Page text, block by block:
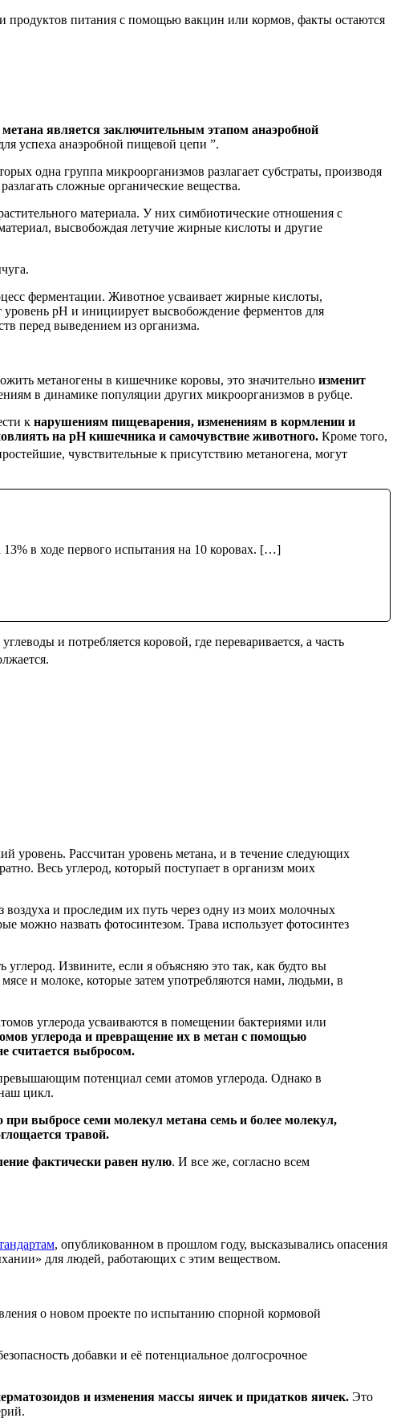
продуктов питания с помощью вакцин или кормов, факты остаются
является заключительным этапом анаэробной
успеха анаэробной пищевой цепи ”.
одна группа микроорганизмов разлагает субстраты, производя
сложные органические вещества.
материала. У них симбиотические отношения с
высвобождая летучие жирные кислоты и другие
ферментации. Животное усваивает жирные кислоты,
pH и инициирует высвобождение ферментов для
перед выведением из организма.
метаногены в кишечнике коровы, это значительно изменит
в динамике популяции других микроорганизмов в рубце.
к нарушениям пищеварения, изменениям в кормлении и
на рН кишечника и самочувствие животного. Кроме того,
чувствительные к присутствию метаногена, могут
в ходе первого испытания на 10 коровах. […]
углеводы и потребляется коровой, где переваривается, а часть
уровень. Рассчитан уровень метана, и в течение следующих
Весь углерод, который поступает в организм моих
воздуха и проследим их путь через одну из моих молочных
можно назвать фотосинтезом. Трава использует фотосинтез
углерод. Извините, если я объясняю это так, как будто вы
и молоке, которые затем употребляются нами, людьми, в
углерода усваиваются в помещении бактериями или
углерода и превращение их в метан с помощью
считается выбросом.
потенциал семи атомов углерода. Однако в
цикл.
при выбросе семи молекул метана семь и более молекул,
травой.
фактически равен нулю. И все же, согласно всем
, опубликованном в прошлом году, высказывались опасения
для людей, работающих с этим веществом.
о новом проекте по испытанию спорной кормовой
добавки и её потенциальное долгосрочное
и изменения массы яичек и придатков яичек. Это